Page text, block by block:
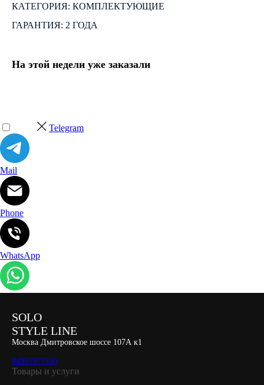
КАТЕГОРИЯ: КОМПЛЕКТУЮЩИЕ
ГАРАНТИЯ: 2 ГОДА
На этой недели уже заказали
Telegram
Mail
Phone
WhatsApp
SOLO
STYLE LINE
Москва Дмитровское шоссе 107А к1
84951977330
Товары и услуги